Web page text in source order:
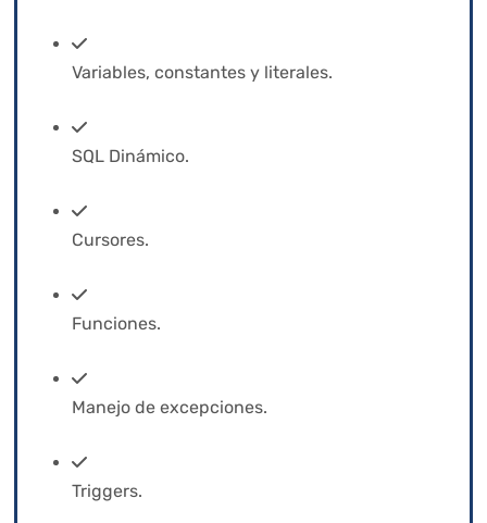
Variables, constantes y literales.
SQL Dinámico.
Cursores.
Funciones.
Manejo de excepciones.
Triggers.